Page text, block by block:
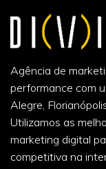
Agência de
performance com
Alegre,
Utilizamos as
marketing digital
competitiva na